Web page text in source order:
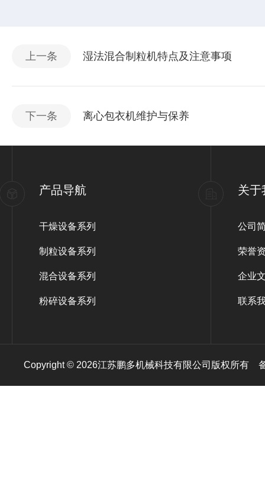
上一条 湿法混合制粒机特点及注意事项
下一条 离心包衣机维护与保养
产品导航
干燥设备系列
制粒设备系列
混合设备系列
粉碎设备系列
关于
公司
荣誉
企业
联系
Copyright © 2026江苏鹏多机械科技有限公司版权所有